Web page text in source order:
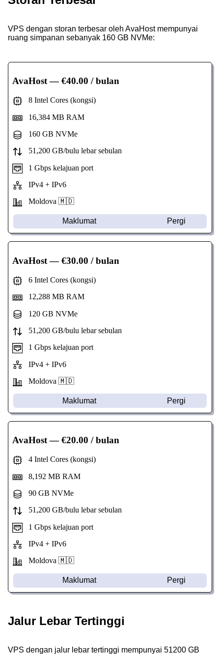
VPS dengan storan terbesar oleh AvaHost mempunyai
ruang simpanan sebanyak 160 GB NVMe:
AvaHost— €40.00 / bulan
8 Intel Cores (kongsi)
16,384 MB RAM
160 GB NVMe
51,200 GB/bulu lebar sebulan
1 Gbps kelajuan port
IPv4 + IPv6
Moldova 🇲🇩
Maklumat Pergi
AvaHost— €30.00 / bulan
6 Intel Cores (kongsi)
12,288 MB RAM
120 GB NVMe
51,200 GB/bulu lebar sebulan
1 Gbps kelajuan port
IPv4 + IPv6
Moldova 🇲🇩
Maklumat Pergi
AvaHost— €20.00 / bulan
4 Intel Cores (kongsi)
8,192 MB RAM
90 GB NVMe
51,200 GB/bulu lebar sebulan
1 Gbps kelajuan port
IPv4 + IPv6
Moldova 🇲🇩
Maklumat Pergi
Jalur Lebar Tertinggi
VPS dengan jalur lebar tertinggi mempunyai 51200 GB